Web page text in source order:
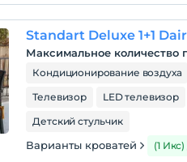
Standart Deluxe 1+1
Максимальное количество
Кондиционирование воздуха
Телевизор
LED телевизор
Детский стульчик
Варианты кроватей (1